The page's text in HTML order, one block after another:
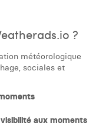
?
météorologique
sociales et
aux moments